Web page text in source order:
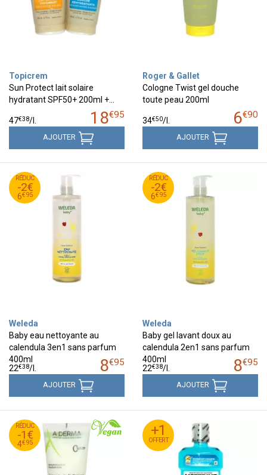
Topicrem
Sun Protect lait solaire
hydratant SPF50+ 200ml +…
18€95
47€38/l.
AJOUTER
Roger & Gallet
Cologne Twist gel douche
toute peau 200ml
6€90
34€50/l.
AJOUTER
RÉDUC
-2€
6€95
8
€
95
6
€
95
Weleda
Baby eau nettoyante au
calendula 3en1 sans parfum
400ml
8€95
22€38/l.
AJOUTER
RÉDUC
-2€
6€95
8
€
95
6
€
95
Weleda
Baby gel lavant doux au
calendula 2en1 sans parfum
400ml
8€95
22€38/l.
AJOUTER
RÉDUC
-1€
4€95
5
€
95
4
€
95
+1
OFFERT
+1
OFFERT